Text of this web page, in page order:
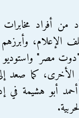
أفراد
الإعلام،
مصر" واستوديو
الأخرى، كما صعد
أبو هشيمة في